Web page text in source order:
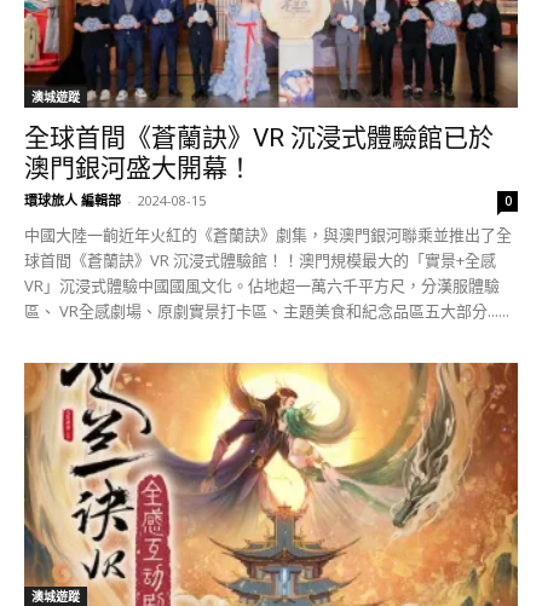
澳城遊蹤
全球首間《蒼蘭訣》VR 沉浸式體驗館已於
澳門銀河盛大開幕！
環球旅人 編輯部 - 2024-08-15 0
中國大陸一齣近年火紅的《蒼蘭訣》劇集，與澳門銀河聯乘並推出了全
球首間《蒼蘭訣》VR 沉浸式體驗館！！澳門規模最大的「實景+全感
VR」沉浸式體驗中國國風文化。佔地超一萬六千平方尺，分漢服體驗
區、 VR全感劇場、原劇實景打卡區、主題美食和紀念品區五大部分......
澳城遊蹤